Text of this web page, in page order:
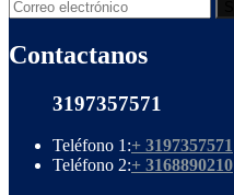
Contactanos
3197357571
Teléfono 1:+ 3197357571
Teléfono 2:+ 3168890210